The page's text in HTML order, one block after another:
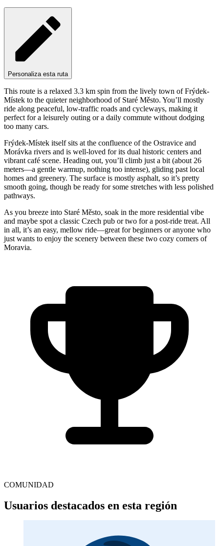
Personaliza esta ruta
This route is a relaxed 3.3 km spin from the lively town of Frýdek-
Místek to the quieter neighborhood of Staré Město. You’ll mostly
ride along peaceful, low-traffic roads and cycleways, making it
perfect for a leisurely outing or a daily commute without dodging
too many cars.
Frýdek-Místek itself sits at the confluence of the Ostravice and
Morávka rivers and is well-loved for its dual historic centers and
vibrant café scene. Heading out, you’ll climb just a bit (about 26
meters—a gentle warmup, nothing too intense), gliding past local
homes and greenery. The surface is mostly asphalt, so it’s pretty
smooth going, though be ready for some stretches with less polished
pathways.
As you breeze into Staré Město, soak in the more residential vibe
and maybe spot a classic Czech pub or two for a post-ride treat. All
in all, it’s an easy, mellow ride—great for beginners or anyone who
just wants to enjoy the scenery between these two cozy corners of
Moravia.
COMUNIDAD
Usuarios destacados en esta región